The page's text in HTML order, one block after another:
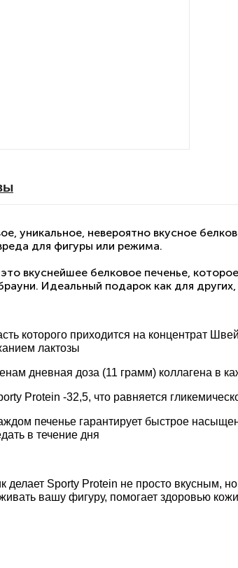
уникальное, невероятно вкусное
для фигуры или режима.
вкуснейшее белковое печенье,
Идеальный подарок как для других,
которого приходится на концентрат
лактозы
дневная доза (11 грамм) коллагена в
Protein -32,5, что равняется
печенье гарантирует быстрое
в течение дня
делает Sporty Protein не просто вкусным,
вашу фигуру, помогает здоровью